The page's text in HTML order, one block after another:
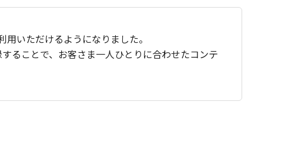
いただけるようになりました。
ることで、お客さま一人ひとりに合わせたコンテ